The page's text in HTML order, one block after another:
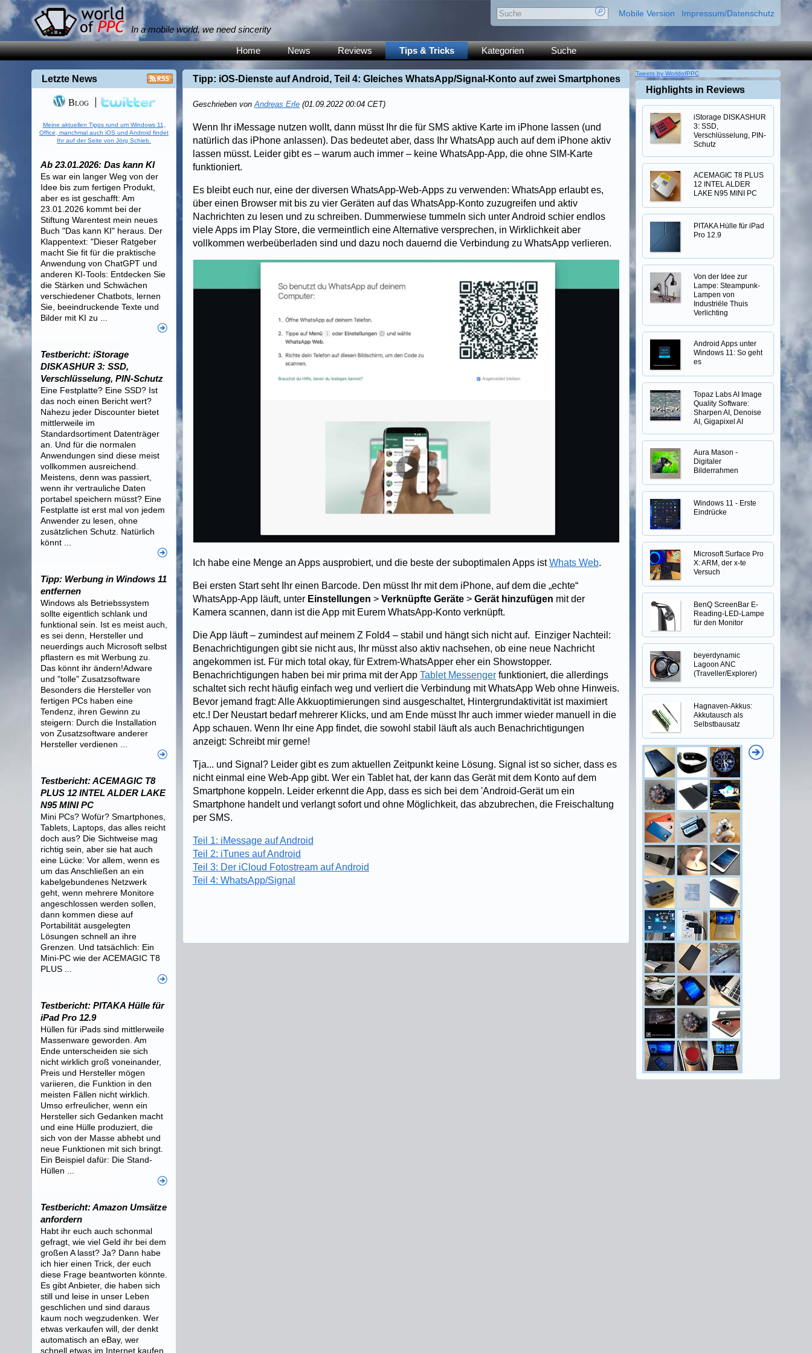
In a mobile world, we need sincerity
Mobile Version Impressum/Datenschutz
Home News Reviews Tips & Tricks Kategorien Suche
Tipp: iOS-Dienste auf Android, Teil 4: Gleiches WhatsApp/Signal-Konto auf zwei Smartphones
Geschrieben vonAndreas Erle (01.09.2022 00:04 CET)
Wenn Ihr iMessage nutzen wollt, dann müsst Ihr die für SMS aktive Karte im iPhone lassen (und
natürlich das iPhone anlassen). Das bedeutet aber, dass Ihr WhatsApp auch auf dem iPhone aktiv
lassen müsst. Leider gibt es – warum auch immer – keine WhatsApp-App, die ohne SIM-Karte
funktioniert.
Es bleibt euch nur, eine der diversen WhatsApp-Web-Apps zu verwenden: WhatsApp erlaubt es,
über einen Browser mit bis zu vier Geräten auf das WhatsApp-Konto zuzugreifen und aktiv
Nachrichten zu lesen und zu schreiben. Dummerwiese tummeln sich unter Android schier endlos
viele Apps im Play Store, die vermeintlich eine Alternative versprechen, in Wirklichkeit aber
vollkommen werbeüberladen sind und dazu noch dauernd die Verbindung zu WhatsApp verlieren.
Ich habe eine Menge an Apps ausprobiert, und die beste der suboptimalen Apps istWhats Web.
Bei ersten Start seht Ihr einen Barcode. Den müsst Ihr mit dem iPhone, auf dem die „echte“
WhatsApp-App läuft, unter Einstellungen > Verknüpfte Geräte > Gerät hinzufügen mit der
Kamera scannen, dann ist die App mit Eurem WhatsApp-Konto verknüpft.
Die App läuft – zumindest auf meinem Z Fold4 – stabil und hängt sich nicht auf. Einziger Nachteil:
Benachrichtigungen gibt sie nicht aus, Ihr müsst also aktiv nachsehen, ob eine neue Nachricht
angekommen ist. Für mich total okay, für Extrem-WhatsApper eher ein Showstopper.
Benachrichtigungen haben bei mir prima mit der App Tablet Messenger funktioniert, die allerdings
schaltet sich recht häufig einfach weg und verliert die Verbindung mit WhatsApp Web ohne Hinweis.
Bevor jemand fragt: Alle Akkuoptimierungen sind ausgeschaltet, Hintergrundaktivität ist maximiert
etc.! Der Neustart bedarf mehrerer Klicks, und am Ende müsst Ihr auch immer wieder manuell in die
App schauen. Wenn Ihr eine App findet, die sowohl stabil läuft als auch Benachrichtigungen
anzeigt: Schreibt mir gerne!
Tja... und Signal? Leider gibt es zum aktuellen Zeitpunkt keine Lösung. Signal ist so sicher, dass es
nicht einmal eine Web-App gibt. Wer ein Tablet hat, der kann das Gerät mit dem Konto auf dem
Smartphone koppeln. Leider erkennt die App, dass es sich bei dem 'Android-Gerät um ein
Smartphone handelt und verlangt sofort und ohne Möglichkeit, das abzubrechen, die Freischaltung
per SMS.
Teil 1: iMessage auf Android
Teil 2: iTunes auf Android
Teil 3: Der iCloud Fotostream auf Android
Teil 4: WhatsApp/Signal
Letzte News
Blog
Meine aktuellen Tipps rund um Windows 11,
Office, manchmal auch iOS und Android findet
Ihr auf der Seite von Jörg Schieb.
Ab 23.01.2026: Das kann KI
Es war ein langer Weg von der
Idee bis zum fertigen Produkt,
aber es ist geschafft: Am
23.01.2026 kommt bei der
Stiftung Warentest mein neues
Buch "Das kann KI" heraus. Der
Klappentext: "Dieser Ratgeber
macht Sie fit für die praktische
Anwendung von ChatGPT und
anderen KI-Tools: Entdecken Sie
die Stärken und Schwächen
verschiedener Chatbots, lernen
Sie, beeindruckende Texte und
Bilder mit KI zu ...
Testbericht: iStorage
DISKASHUR 3: SSD,
Verschlüsselung, PIN-Schutz
Eine Festplatte? Eine SSD? Ist
das noch einen Bericht wert?
Nahezu jeder Discounter bietet
mittlerweile im
Standardsortiment Datenträger
an. Und für die normalen
Anwendungen sind diese meist
vollkommen ausreichend.
Meistens, denn was passiert,
wenn ihr vertrauliche Daten
portabel speichern müsst? Eine
Festplatte ist erst mal von jedem
Anwender zu lesen, ohne
zusätzlichen Schutz. Natürlich
könnt ...
Tipp: Werbung in Windows 11
entfernen
Windows als Betriebssystem
sollte eigentlich schlank und
funktional sein. Ist es meist auch,
es sei denn, Hersteller und
neuerdings auch Microsoft selbst
pflastern es mit Werbung zu.
Das könnt ihr ändern!Adware
und "tolle" Zusatzsoftware
Besonders die Hersteller von
fertigen PCs haben eine
Tendenz, ihren Gewinn zu
steigern: Durch die Installation
von Zusatzsoftware anderer
Hersteller verdienen ...
Testbericht: ACEMAGIC T8
PLUS 12 INTEL ALDER LAKE
N95 MINI PC
Mini PCs? Wofür? Smartphones,
Tablets, Laptops, das alles reicht
doch aus? Die Sichtweise mag
richtig sein, aber sie hat auch
eine Lücke: Vor allem, wenn es
um das Anschließen an ein
kabelgebundenes Netzwerk
geht, wenn mehrere Monitore
angeschlossen werden sollen,
dann kommen diese auf
Portabilität ausgelegten
Lösungen schnell an ihre
Grenzen. Und tatsächlich: Ein
Mini-PC wie der ACEMAGIC T8
PLUS ...
Testbericht: PITAKA Hülle für
iPad Pro 12.9
Hüllen für iPads sind mittlerweile
Massenware geworden. Am
Ende unterscheiden sie sich
nicht wirklich groß voneinander,
Preis und Hersteller mögen
variieren, die Funktion in den
meisten Fällen nicht wirklich.
Umso erfreulicher, wenn ein
Hersteller sich Gedanken macht
und eine Hülle produziert, die
sich von der Masse abhebt und
neue Funktionen mit sich bringt.
Ein Beispiel dafür: Die Stand-
Hüllen ...
Testbericht: Amazon Umsätze
anfordern
Habt ihr euch auch schonmal
gefragt, wie viel Geld ihr bei dem
großen A lasst? Ja? Dann habe
ich hier einen Trick, der euch
diese Frage beantworten könnte.
Es gibt Anbieter, die haben sich
still und leise in unser Leben
geschlichen und sind daraus
kaum noch wegzudenken. Wer
etwas verkaufen will, der denkt
automatisch an eBay, wer
schnell etwas im Internet kaufen
Tweets by WorldofPPC
Highlights in Reviews
iStorage DISKASHUR
3: SSD,
Verschlüsselung, PIN-
Schutz
ACEMAGIC T8 PLUS
12 INTEL ALDER
LAKE N95 MINI PC
PITAKA Hülle für iPad
Pro 12.9
Von der Idee zur
Lampe: Steampunk-
Lampen von
Industriële Thuis
Verlichting
Android Apps unter
Windows 11: So geht
es
Topaz Labs AI Image
Quality Software:
Sharpen AI, Denoise
AI, Gigapixel AI
Aura Mason -
Digitaler
Bilderrahmen
Windows 11 - Erste
Eindrücke
Microsoft Surface Pro
X: ARM, der x-te
Versuch
BenQ ScreenBar E-
Reading-LED-Lampe
für den Monitor
beyerdynamic
Lagoon ANC
(Traveller/Explorer)
Hagnaven-Akkus:
Akkutausch als
Selbstbausatz